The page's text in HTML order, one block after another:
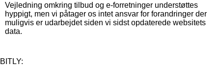
Vejledning omkring tilbud og e-forretninger understøttes
hyppigt, men vi påtager os intet ansvar for forandringer der
muligvis er udarbejdet siden vi sidst opdaterede websitets
data.
BITLY: